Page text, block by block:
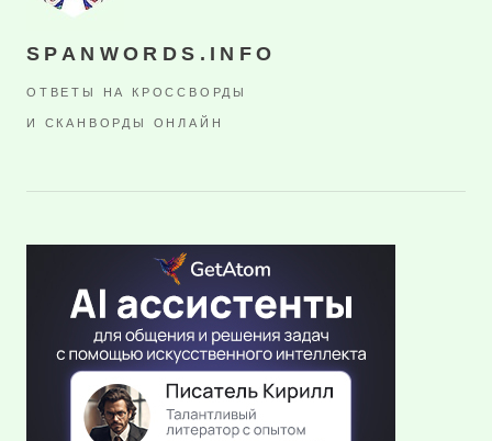
SPANWORDS.INFO
ОТВЕТЫ НА КРОССВОРДЫ
И СКАНВОРДЫ ОНЛАЙН